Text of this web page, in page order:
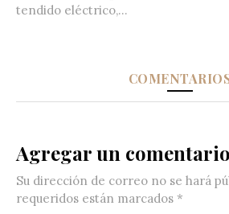
tendido eléctrico,...
Agregar un comentario
Su dirección de correo no se hará
requeridos están marcados *